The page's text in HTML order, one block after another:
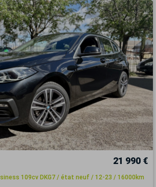
21 990 €
109cv DKG7 / état neuf / 12-23 / 16000km